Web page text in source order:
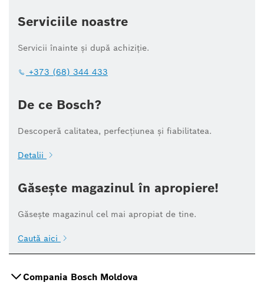
Serviciile noastre
Servicii înainte și după achiziție.
+373 (68) 344 433
De ce Bosch?
Descoperă calitatea, perfecțiunea și fiabilitatea.
Detalii
Găsește magazinul în apropiere!
Găsește magazinul cel mai apropiat de tine.
Caută aici
Compania Bosch Moldova